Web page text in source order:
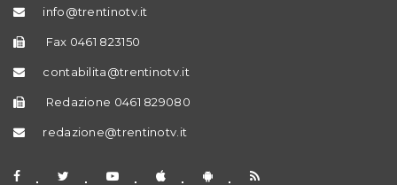
info@trentinotv.it
Fax 0461 823150
contabilita@trentinotv.it
Redazione 0461 829080
redazione@trentinotv.it